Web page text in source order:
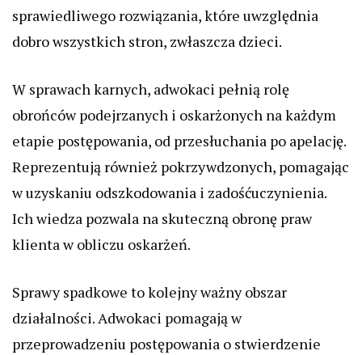
sprawiedliwego rozwiązania, które uwzględnia
dobro wszystkich stron, zwłaszcza dzieci.
W sprawach karnych, adwokaci pełnią rolę
obrońców podejrzanych i oskarżonych na każdym
etapie postępowania, od przesłuchania po apelację.
Reprezentują również pokrzywdzonych, pomagając
w uzyskaniu odszkodowania i zadośćuczynienia.
Ich wiedza pozwala na skuteczną obronę praw
klienta w obliczu oskarżeń.
Sprawy spadkowe to kolejny ważny obszar
działalności. Adwokaci pomagają w
przeprowadzeniu postępowania o stwierdzenie